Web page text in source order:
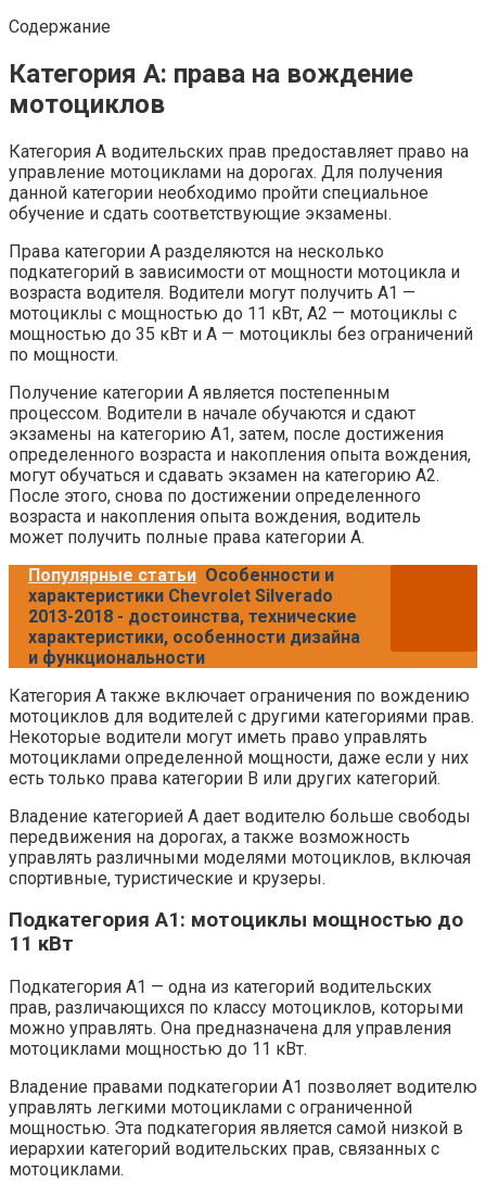
Содержание
Категория A: права на вождение
мотоциклов
Категория A водительских прав предоставляет право на
управление мотоциклами на дорогах. Для получения
данной категории необходимо пройти специальное
обучение и сдать соответствующие экзамены.
Права категории A разделяются на несколько
подкатегорий в зависимости от мощности мотоцикла и
возраста водителя. Водители могут получить A1 —
мотоциклы с мощностью до 11 кВт, A2 — мотоциклы с
мощностью до 35 кВт и A — мотоциклы без ограничений
по мощности.
Получение категории A является постепенным
процессом. Водители в начале обучаются и сдают
экзамены на категорию A1, затем, после достижения
определенного возраста и накопления опыта вождения,
могут обучаться и сдавать экзамен на категорию A2.
После этого, снова по достижении определенного
возраста и накопления опыта вождения, водитель
может получить полные права категории A.
Популярные статьи Особенности и
характеристики Chevrolet Silverado
2013-2018 - достоинства, технические
характеристики, особенности дизайна
и функциональности
Категория A также включает ограничения по вождению
мотоциклов для водителей с другими категориями прав.
Некоторые водители могут иметь право управлять
мотоциклами определенной мощности, даже если у них
есть только права категории B или других категорий.
Владение категорией A дает водителю больше свободы
передвижения на дорогах, а также возможность
управлять различными моделями мотоциклов, включая
спортивные, туристические и крузеры.
Подкатегория A1: мотоциклы мощностью до
11 кВт
Подкатегория A1 — одна из категорий водительских
прав, различающихся по классу мотоциклов, которыми
можно управлять. Она предназначена для управления
мотоциклами мощностью до 11 кВт.
Владение правами подкатегории A1 позволяет водителю
управлять легкими мотоциклами с ограниченной
мощностью. Эта подкатегория является самой низкой в
иерархии категорий водительских прав, связанных с
мотоциклами.